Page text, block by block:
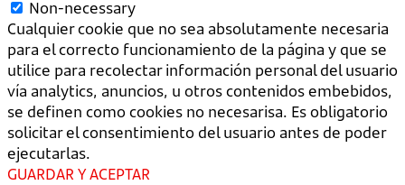
Non-necessary
Cualquier cookie que no sea absolutamente necesaria
para el correcto funcionamiento de la página y que se
utilice para recolectar información personal del usuario
vía analytics, anuncios, u otros contenidos embebidos,
se definen como cookies no necesarisa. Es obligatorio
solicitar el consentimiento del usuario antes de poder
ejecutarlas.
GUARDAR Y ACEPTAR